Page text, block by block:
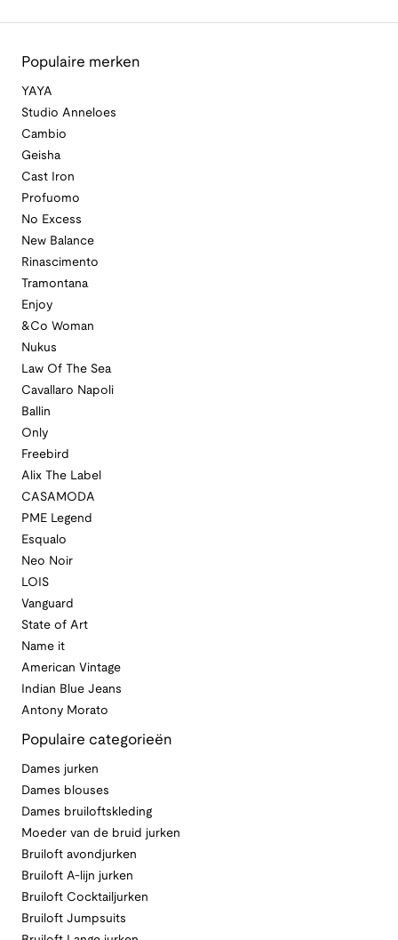
Populaire merken
YAYA
Studio Anneloes
Cambio
Geisha
Cast Iron
Profuomo
No Excess
New Balance
Rinascimento
Tramontana
Enjoy
&Co Woman
Nukus
Law Of The Sea
Cavallaro Napoli
Ballin
Only
Freebird
Alix The Label
CASAMODA
PME Legend
Esqualo
Neo Noir
LOIS
Vanguard
State of Art
Name it
American Vintage
Indian Blue Jeans
Antony Morato
Populaire categorieën
Dames jurken
Dames blouses
Dames bruiloftskleding
Moeder van de bruid jurken
Bruiloft avondjurken
Bruiloft A-lijn jurken
Bruiloft Cocktailjurken
Bruiloft Jumpsuits